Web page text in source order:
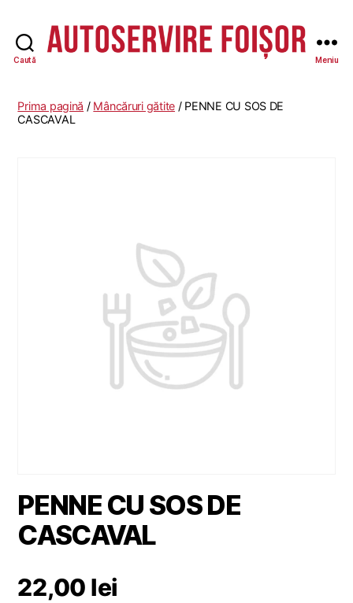
Caută
-
Meniu
Prima pagină / Mâncăruri gătite / PENNE CU SOS DE
CASCAVAL
PENNE CU SOS DE
CASCAVAL
22,00 lei